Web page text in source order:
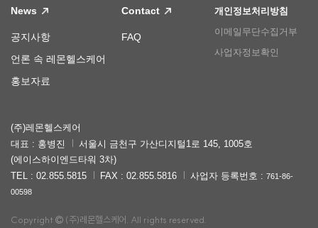
News
공지사항
언론 속 레몬헬스케어
홍보자료
Contact
FAQ
개인정보처리방침
이메일무단수집거부
사업자정보확인
(주)레몬헬스케어
대표 : 홍병진
서울시 금천구 가산디지털1로 145, 1005호
(에이스하이엔드타워 3차)
TEL : 02.855.5815
FAX : 02.855.5816 사업자 등록번호 : 761-86-
00598
Copyright (주)레몬헬스케어. All rights reserved.